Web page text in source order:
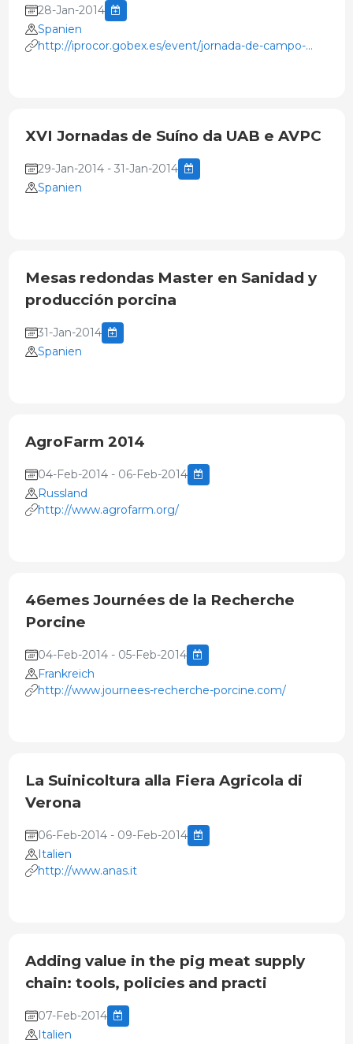
28-Jan-2014
Spanien
http://iprocor.gobex.es/event/jornada-de-campo-
XVI Jornadas de Suíno da UAB e AVPC
29-Jan-2014 - 31-Jan-2014
Spanien
Mesas redondas Master en Sanidad y
producción porcina
31-Jan-2014
Spanien
AgroFarm 2014
04-Feb-2014 - 06-Feb-2014
Russland
http://www.agrofarm.org/
46emes Journées de la Recherche
Porcine
04-Feb-2014 - 05-Feb-2014
Frankreich
http://www.journees-recherche-porcine.com/
La Suinicoltura alla Fiera Agricola di
Verona
06-Feb-2014 - 09-Feb-2014
Italien
http://www.anas.it
Adding value in the pig meat supply
chain: tools, policies and practi
07-Feb-2014
Italien